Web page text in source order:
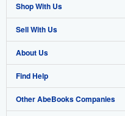
Shop With Us
Advanced Search
Browse Collections
My Account
My Orders
Sell With Us
Start Selling
Join Our Affiliate Programme
Book Buyback
About Us
About AbeBooks
Media
Find Help
Help
Other AbeBooks Companies